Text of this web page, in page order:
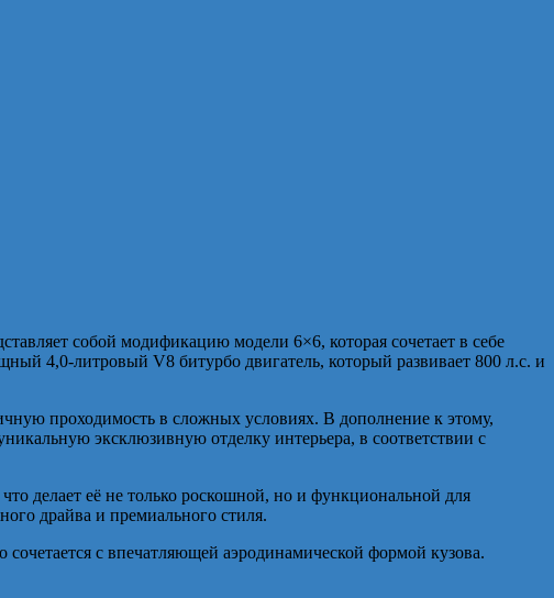
собой модификацию модели 6×6, которая сочетает в себе
4,0-литровый V8 битурбо двигатель, который развивает 800 л.с. и
проходимость в сложных условиях. В дополнение к этому,
эксклюзивную отделку интерьера, в соответствии с
делает её не только роскошной, но и функциональной для
драйва и премиального стиля.
с впечатляющей аэродинамической формой кузова.